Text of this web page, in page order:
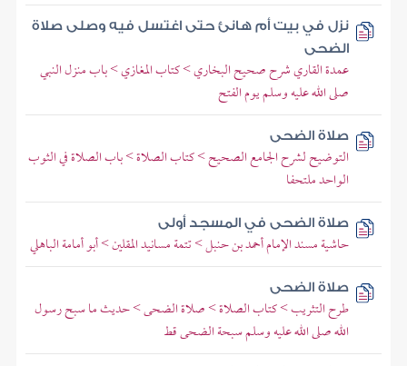
نزل في بيت أم هانئ حتى اغتسل فيه وصلى صلاة
الضحى
عمدة القاري شرح صحيح البخاري > كتاب المغازي > باب منزل النبي
صلى الله عليه وسلم يوم الفتح
صلاة الضحى
التوضيح لشرح الجامع الصحيح > كتاب الصلاة > باب الصلاة في الثوب
الواحد ملتحفا
صلاة الضحى في المسجد أولى
حاشية مسند الإمام أحمد بن حنبل > تتمة مسانيد المقلين > أبو أمامة الباهلي
صلاة الضحى
طرح التثريب > كتاب الصلاة > صلاة الضحى > حديث ما سبح رسول
الله صلى الله عليه وسلم سبحة الضحى قط